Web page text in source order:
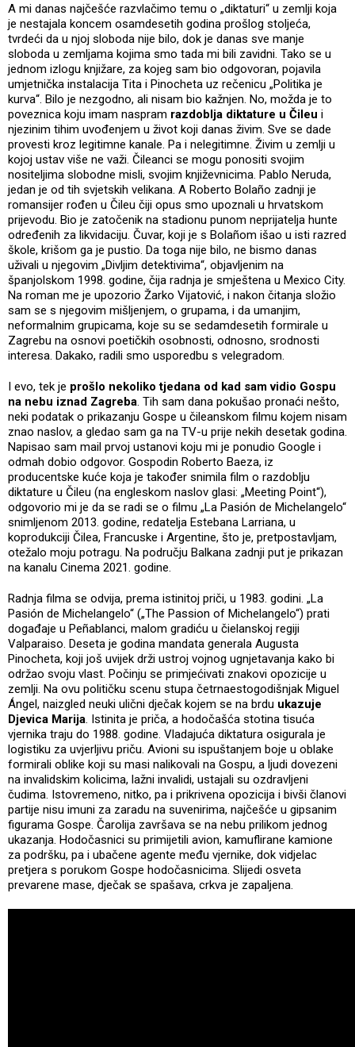
A mi danas najčešće razvlačimo temu o „diktaturi“ u zemlji koja
je nestajala koncem osamdesetih godina prošlog stoljeća,
tvrdeći da u njoj sloboda nije bilo, dok je danas sve manje
sloboda u zemljama kojima smo tada mi bili zavidni. Tako se u
jednom izlogu knjižare, za kojeg sam bio odgovoran, pojavila
umjetnička instalacija Tita i Pinocheta uz rečenicu „Politika je
kurva“. Bilo je nezgodno, ali nisam bio kažnjen. No, možda je to
poveznica koju imam naspram razdoblja diktature u Čileu i
njezinim tihim uvođenjem u život koji danas živim. Sve se dade
provesti kroz legitimne kanale. Pa i nelegitimne. Živim u zemlji u
kojoj ustav više ne važi. Čileanci se mogu ponositi svojim
nositeljima slobodne misli, svojim književnicima. Pablo Neruda,
jedan je od tih svjetskih velikana. A Roberto Bolaño zadnji je
romansijer rođen u Čileu čiji opus smo upoznali u hrvatskom
prijevodu. Bio je zatočenik na stadionu punom neprijatelja hunte
određenih za likvidaciju. Čuvar, koji je s Bolañom išao u isti razred
škole, krišom ga je pustio. Da toga nije bilo, ne bismo danas
uživali u njegovim „Divljim detektivima“, objavljenim na
španjolskom 1998. godine, čija radnja je smještena u Mexico City.
Na roman me je upozorio Žarko Vijatović, i nakon čitanja složio
sam se s njegovim mišljenjem, o grupama, i da umanjim,
neformalnim grupicama, koje su se sedamdesetih formirale u
Zagrebu na osnovi poetičkih osobnosti, odnosno, srodnosti
interesa. Dakako, radili smo usporedbu s velegradom.
I evo, tek je prošlo nekoliko tjedana od kad sam vidio Gospu
na nebu iznad Zagreba. Tih sam dana pokušao pronaći nešto,
neki podatak o prikazanju Gospe u čileanskom filmu kojem nisam
znao naslov, a gledao sam ga na TV-u prije nekih desetak godina.
Napisao sam mail prvoj ustanovi koju mi je ponudio Google i
odmah dobio odgovor. Gospodin Roberto Baeza, iz
producentske kuće koja je također snimila film o razdoblju
diktature u Čileu (na engleskom naslov glasi: „Meeting Point“),
odgovorio mi je da se radi se o filmu „La Pasión de Michelangelo“
snimljenom 2013. godine, redatelja Estebana Larriana, u
koprodukciji Čilea, Francuske i Argentine, što je, pretpostavljam,
otežalo moju potragu. Na području Balkana zadnji put je prikazan
na kanalu Cinema 2021. godine.
Radnja filma se odvija, prema istinitoj priči, u 1983. godini. „La
Pasión de Michelangelo“ („The Passion of Michelangelo“) prati
događaje u Peñablanci, malom gradiću u čielanskoj regiji
Valparaiso. Deseta je godina mandata generala Augusta
Pinocheta, koji još uvijek drži ustroj vojnog ugnjetavanja kako bi
održao svoju vlast. Počinju se primjećivati znakovi opozicije u
zemlji. Na ovu političku scenu stupa četrnaestogodišnjak Miguel
Ángel, naizgled neuki ulični dječak kojem se na brdu ukazuje
Djevica Marija. Istinita je priča, a hodočašća stotina tisuća
vjernika traju do 1988. godine. Vladajuća diktatura osigurala je
logistiku za uvjerljivu priču. Avioni su ispuštanjem boje u oblake
formirali oblike koji su masi nalikovali na Gospu, a ljudi dovezeni
na invalidskim kolicima, lažni invalidi, ustajali su ozdravljeni
čudima. Istovremeno, nitko, pa i prikrivena opozicija i bivši članovi
partije nisu imuni za zaradu na suvenirima, najčešće u gipsanim
figurama Gospe. Čarolija završava se na nebu prilikom jednog
ukazanja. Hodočasnici su primijetili avion, kamuflirane kamione
za podršku, pa i ubačene agente među vjernike, dok vidjelac
pretjera s porukom Gospe hodočasnicima. Slijedi osveta
prevarene mase, dječak se spašava, crkva je zapaljena.